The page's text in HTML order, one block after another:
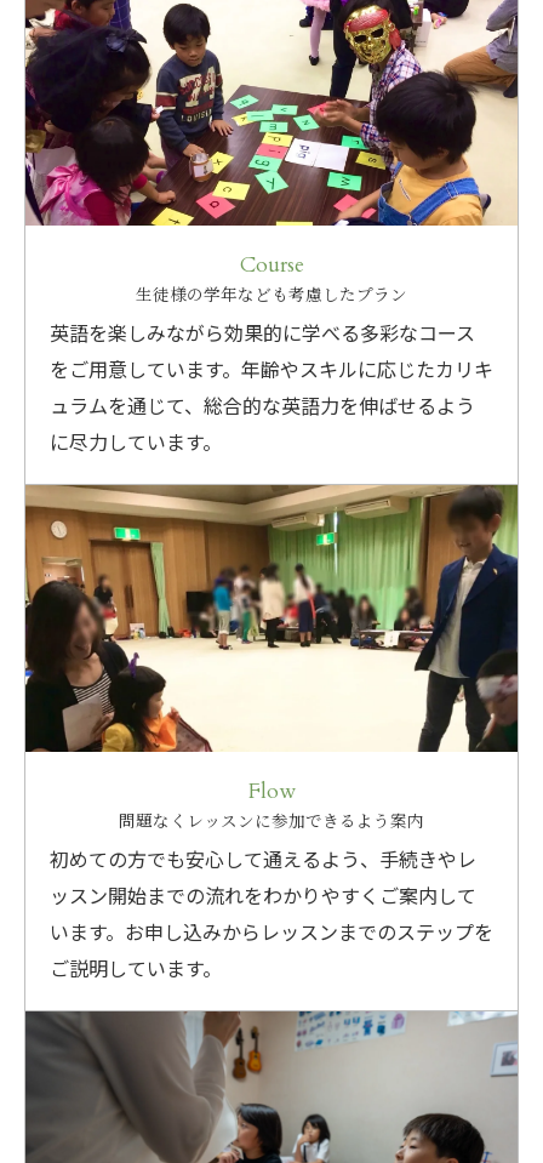
Course
生徒様の学年なども考慮したプラン
英語を楽しみながら効果的に学べる多彩なコース
をご用意しています。年齢やスキルに応じたカリキ
ュラムを通じて、総合的な英語力を伸ばせるよう
に尽力しています。
Flow
問題なくレッスンに参加できるよう案内
初めての方でも安心して通えるよう、手続きやレ
ッスン開始までの流れをわかりやすくご案内して
います。お申し込みからレッスンまでのステップを
ご説明しています。